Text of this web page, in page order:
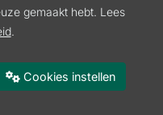
gemaakt hebt. Lees
.
Cookies instellen